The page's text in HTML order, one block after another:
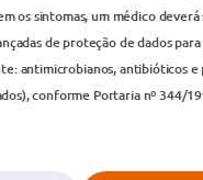
os sintomas, um médico
de proteção de dados
antimicrobianos, antibióticos
conforme Portaria nº 344/